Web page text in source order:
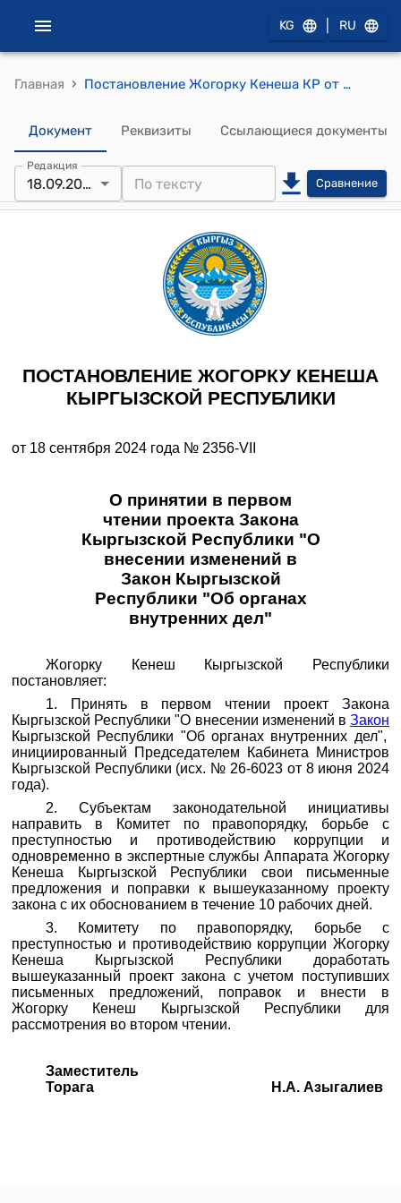
KG RU
Главная › Постановление Жогорку Кенеша КР от 18 сентября 2024 года № 2356-VII " О принятии в первом чтении проекта Закона Кыргызской Республики "О внесении изменений в Закон Кыргызской Республики "Об органах внутренних дел"
Документ Реквизиты Ссылающиеся документы
Редакция
18.09.2024 Сравнение